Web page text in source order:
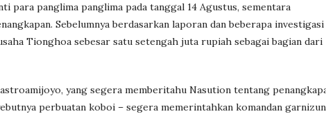
para panglima panglima pada tanggal 14 Agustus, sementara
Sebelumnya berdasarkan laporan dan beberapa investigasi
Tionghoa sebesar satu setengah juta rupiah sebagai bagian dari
yang segera memberitahu Nasution tentang
perbuatan koboi – segera memerintahkan komandan garnizun